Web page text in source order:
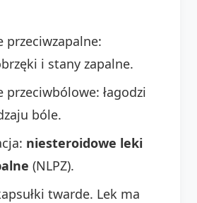
przeciwzapalne:
i stany zapalne.
przeciwbólowe: łagodzi
bóle.
niesteroidowe leki
(NLPZ).
twarde. Lek ma